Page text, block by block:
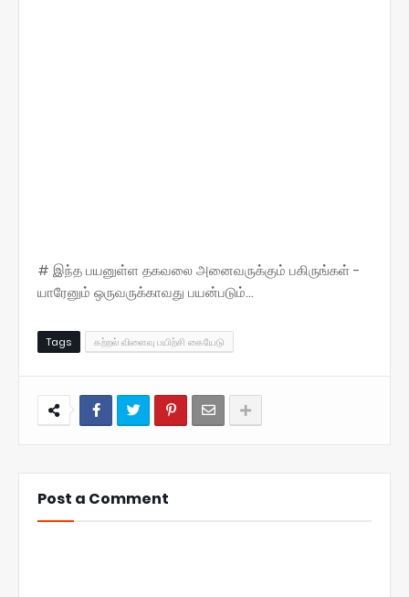
# இந்த பயனுள்ள தகவலை அனைவருக்கும் பகிருங்கள் -
யாரேனும் ஒருவருக்காவது பயன்படும்...
Tags கற்றல் விளைவு பயிற்சி கையேடு
Post a Comment